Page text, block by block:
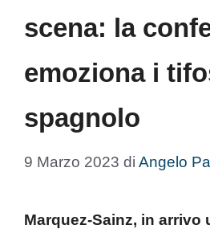
scena: la
emoziona i
spagnolo
9 Marzo 2023 di Angelo
Marquez-Sainz, in arrivo